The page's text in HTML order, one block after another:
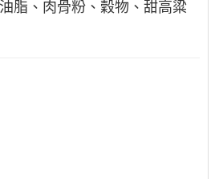
脂、肉骨粉、穀物、甜高粱